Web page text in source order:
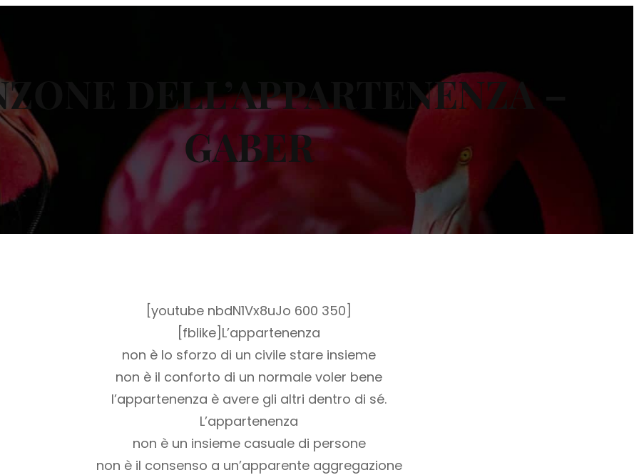
DELL’APPARTENENZA –
GABER
[youtube nbdN1Vx8uJo 600 350]
[fblike]L’appartenenza
non è lo sforzo di un civile stare insieme
non è il conforto di un normale voler bene
l’appartenenza è avere gli altri dentro di sé.
L’appartenenza
non è un insieme casuale di persone
non è il consenso a un’apparente aggregazione